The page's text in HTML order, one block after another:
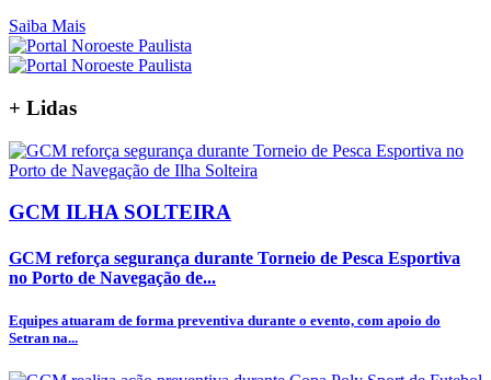
Saiba Mais
+ Lidas
GCM ILHA SOLTEIRA
GCM reforça segurança durante Torneio de Pesca Esportiva
no Porto de Navegação de...
Equipes atuaram de forma preventiva durante o evento, com apoio do
Setran na...